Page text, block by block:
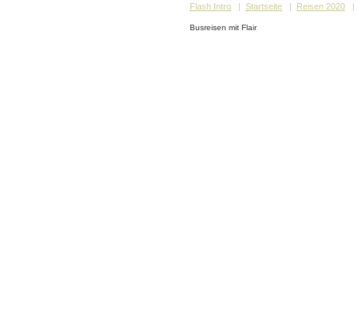
Flash Intro | Startseite | Reisen 2020
Busreisen mit Flair